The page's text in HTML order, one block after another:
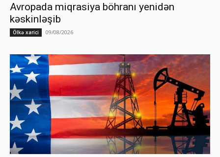
Avropada miqrasiya böhranı yenidən
kəskinləşib
Ölkə xarici 09/08/2026